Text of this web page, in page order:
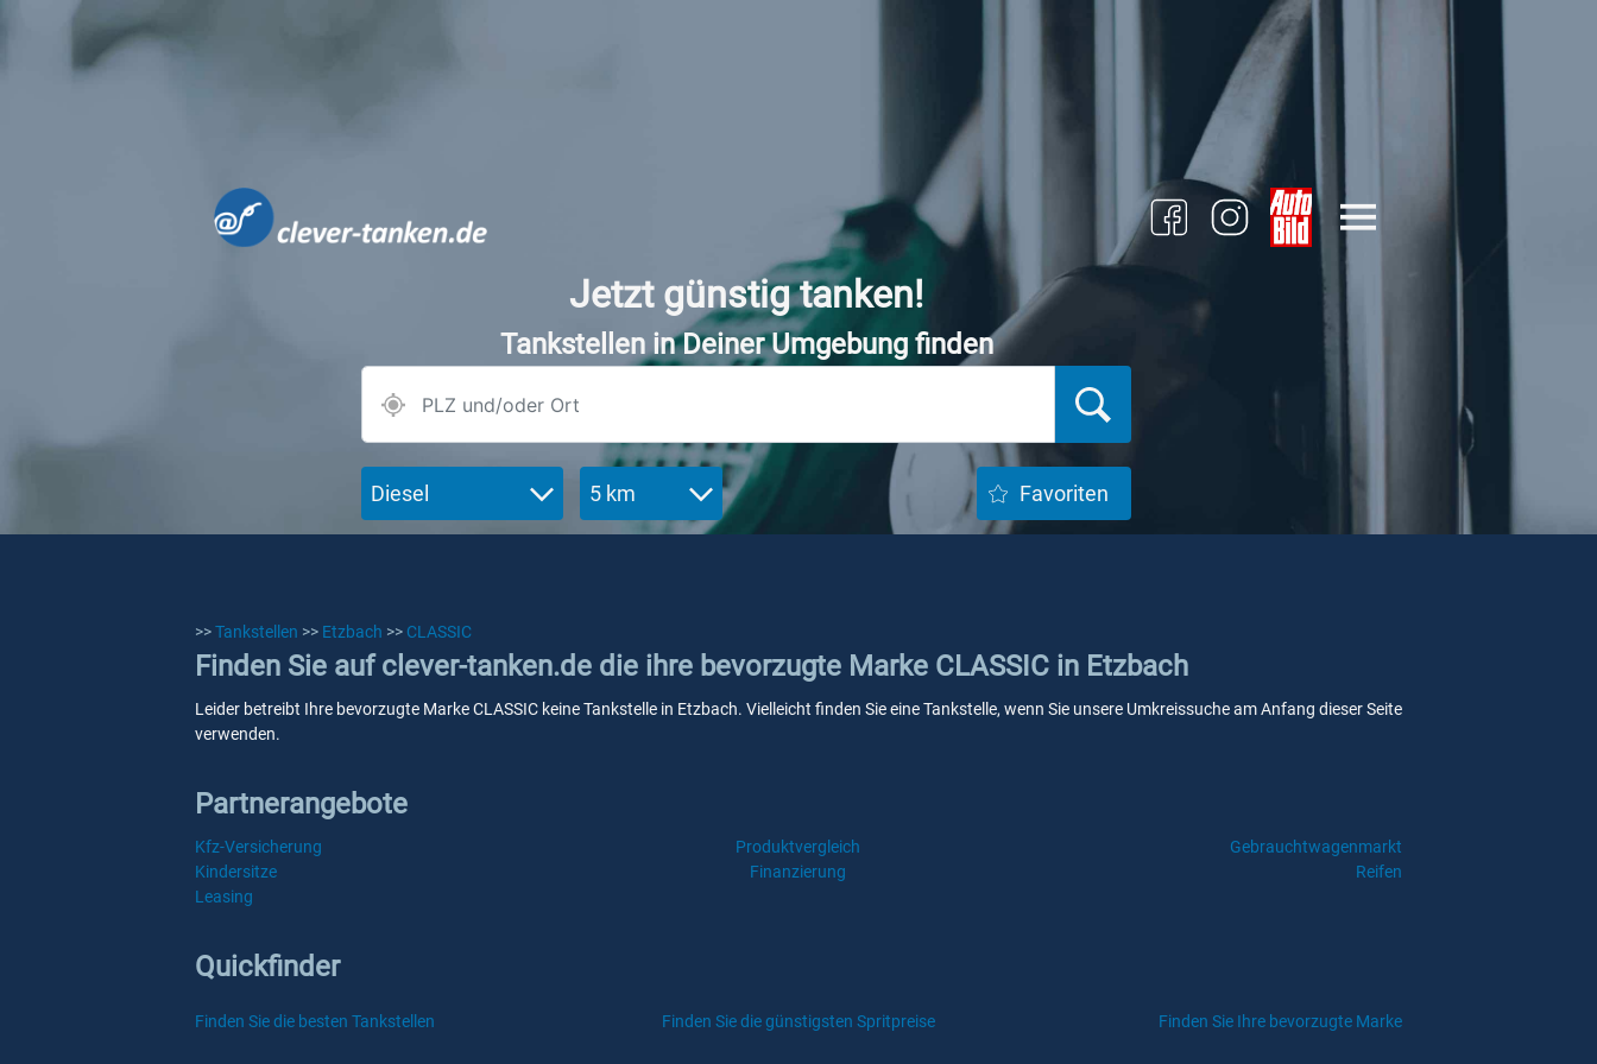
Jetzt günstig tanken!
Tankstellen in Deiner Umgebung finden
Diesel 5 km Favoriten
>>Tankstellen >> Etzbach >> CLASSIC
Finden Sie auf clever-tanken.de die ihre bevorzugte Marke CLASSIC in Etzbach
Leider betreibt Ihre bevorzugte Marke CLASSIC keine Tankstelle in Etzbach. Vielleicht finden Sie eine Tankstelle, wenn Sie unsere Umkreissuche am Anfang dieser Seite
verwenden.
Partnerangebote
Kfz-Versicherung Produktvergleich
Gebrauchtwagenmarkt
Kindersitze
Finanzierung
Reifen
Leasing
Quickfinder
Finden Sie die besten Tankstellen Finden Sie die günstigsten Spritpreise Finden Sie Ihre bevorzugte Marke